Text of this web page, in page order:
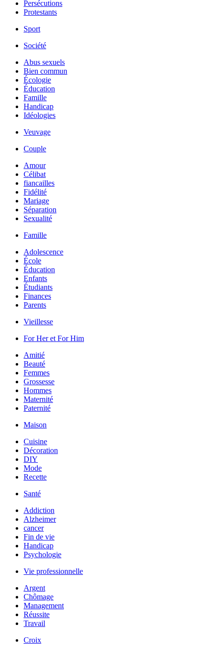
Persécutions
Protestants
Sport
Société
Abus sexuels
Bien commun
Écologie
Éducation
Famille
Handicap
Idéologies
Veuvage
Couple
Amour
Célibat
fiancailles
Fidélité
Mariage
Séparation
Sexualité
Famille
Adolescence
École
Éducation
Enfants
Étudiants
Finances
Parents
Vieillesse
For Her et For Him
Amitié
Beauté
Femmes
Grossesse
Hommes
Maternité
Paternité
Maison
Cuisine
Décoration
DIY
Mode
Recette
Santé
Addiction
Alzheimer
cancer
Fin de vie
Handicap
Psychologie
Vie professionnelle
Argent
Chômage
Management
Réussite
Travail
Croix